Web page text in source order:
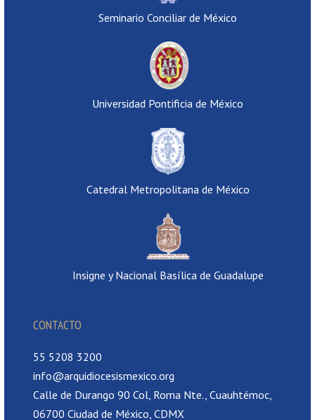
Seminario Conciliar de México
Universidad Pontificia de México
Catedral Metropolitana de México
Insigne y Nacional Basílica de Guadalupe
CONTACTO
55 5208 3200
info@arquidiocesismexico.org
Calle de Durango 90 Col, Roma Nte., Cuauhtémoc,
06700 Ciudad de México, CDMX